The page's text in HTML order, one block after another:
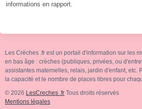
informations en rapport.
Les Crèches .fr est un portail d'information sur les
en bas âge : crèches (publiques, privées, ou
assistantes maternelles, relais, jardin d'enfant, etc.
la capacité et le nombre de places libres pour
© 2026 LesCreches .fr Tous droits réservés
Mentions légales